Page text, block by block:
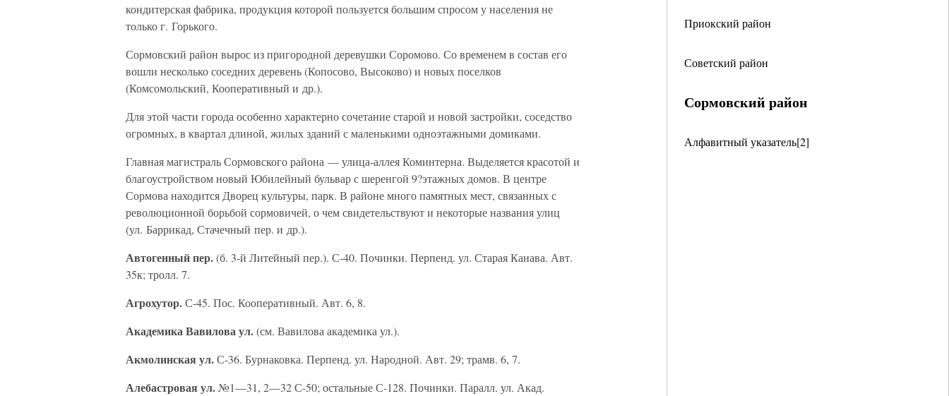
Приокский район
Советский район
Сормовский район
Алфавитный указатель[2]
кондитерская фабрика, продукция которой пользуется большим спросом у населения не
только г. Горького.
Сормовский район вырос из пригородной деревушки Соромово. Со временем в состав его
вошли несколько соседних деревень (Копосово, Высоково) и новых поселков
(Комсомольский, Кооперативный и др.).
Для этой части города особенно характерно сочетание старой и новой застройки, соседство
огромных, в квартал длиной, жилых зданий с маленькими одноэтажными домиками.
Главная магистраль Сормовского района — улица-аллея Коминтерна. Выделяется красотой и
благоустройством новый Юбилейный бульвар с шеренгой 9?этажных домов. В центре
Сормова находится Дворец культуры, парк. В районе много памятных мест, связанных с
революционной борьбой сормовичей, о чем свидетельствуют и некоторые названия улиц
(ул. Баррикад, Стачечный пер. и др.).
Автогенный пер.(б. 3-й Литейный пер.). С-40. Починки. Перпенд. ул. Старая Канава. Авт.
35к; тролл. 7.
Агрохутор.С-45. Пос. Кооперативный. Авт. 6, 8.
Академика Вавилова ул.(см. Вавилова академика ул.).
Акмолинская ул.С-36. Бурнаковка. Перпенд. ул. Народной. Авт. 29; трамв. 6, 7.
Алебастровая ул.№1—31, 2—32 С-50; остальные С-128. Починки. Паралл. ул. Акад.